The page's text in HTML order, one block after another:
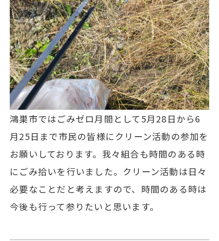
鴻巣市ではごみゼロ月間として5月28日から6
月25日まで市民の皆様にクリーン活動の参加を
お願いしております。我々組合も時間のある時
にごみ拾いを行いました。クリーン活動は日々
必要なことだと考えますので、時間のある時は
今後も行って参りたいと思います。